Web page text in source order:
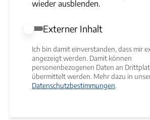
wieder ausblenden.
Externer Inhalt erlauben
Externer Inhalt
Ich bin damit einverstanden, dass mir
angezeigt werden. Damit können
personenbezogenen Daten an
übermittelt werden. Mehr dazu in
Datenschutzbestimmungen.